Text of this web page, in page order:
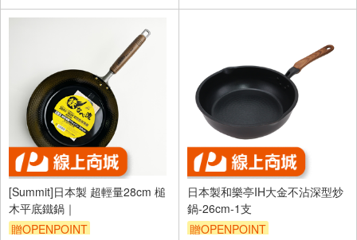
[Summit]日本製 超輕量28cm 槌
木平底鐵鍋｜
贈OPENPOINT
日本製和樂亭IH大金不沾深型炒
鍋-26cm-1支
贈OPENPOINT